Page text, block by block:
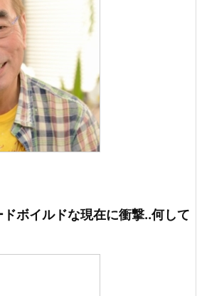
ボイルドな現在に衝撃..何して